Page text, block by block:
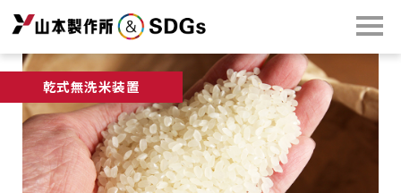
乾式無洗米装置